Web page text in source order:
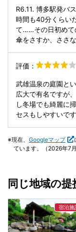
R6.11. 博多駅発バ
時間も40分くらい
て……その日初めて
傘をさすか、ささ
評価：
武雄温泉の庭園と
広大で有名ですが
し冬場でも綺麗に
セスもしやすいで
現在、 Googleマップ
ています。（2026年7月
同じ地域の提